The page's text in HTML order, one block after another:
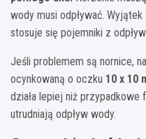
wody musi odpływać.
stosuje się pojemniki z
Jeśli problemem są nornice,
ocynkowaną o oczku 10 x 10
działa lepiej niż
utrudniają odpływ wody.